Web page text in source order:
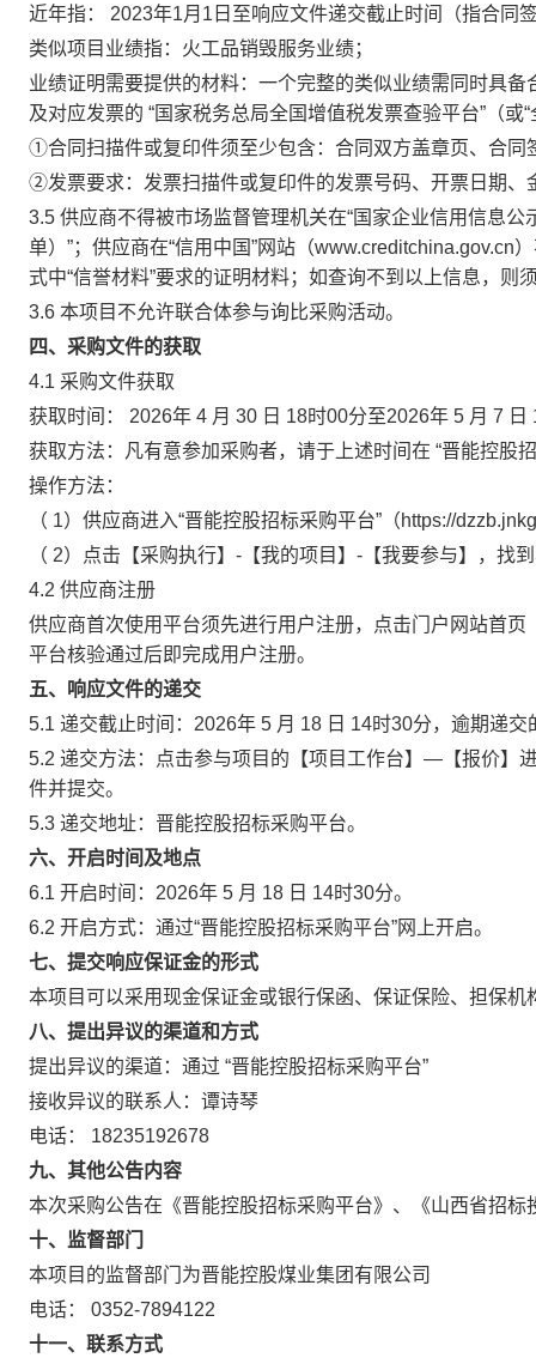
近年指： 2023年1月1日至响应文件递交截止时间（指合同
类似项目业绩指：火工品销毁服务业绩；
业绩证明需要提供的材料：一个完整的类似业绩需同时具
及对应发票的 “国家税务总局全国增值税发票查验平台”（或
①合同扫描件或复印件须至少包含：合同双方盖章页、合
②发票要求：发票扫描件或复印件的发票号码、开票日期、
3.5 供应商不得被市场监督管理机关在“国家企业信用信息
单）”；供应商在“信用中国”网站（
式中“信誉材料”要求的证明材料；如查询不到以上信息，
3.6 本项目不允许联合体参与询比采购活动。
四、采购文件的获取
4.1 采购文件获取
获取时间： 2026年 4 月 30 日 18时00分至2026年 5 月 7 日
获取方法：凡有意参加采购者，请于上述时间在 “晋能控股
操作方法：
（ 1）供应商进入“晋能控股招标采购平台”（https://
（ 2）点击【采购执行】-【我的项目】-【我要参与】，找
4.2 供应商注册
供应商首次使用平台须先进行用户注册，点击门户网站首
平台核验通过后即完成用户注册。
五、响应文件的递交
5.1 递交截止时间：2026年 5 月 18 日 14时30分，逾期递交
5.2 递交方法：点击参与项目的【项目工作台】—【报价】
件并提交。
5.3 递交地址：晋能控股招标采购平台。
六、开启时间及地点
6.1 开启时间：2026年 5 月 18 日 14时30分。
6.2 开启方式：通过“晋能控股招标采购平台”网上开启。
七、提交响应保证金的形式
本项目可以采用现金保证金或银行保函、保证保险、担保
八、提出异议的渠道和方式
提出异议的渠道：通过 “晋能控股招标采购平台”
接收异议的联系人：谭诗琴
电话： 18235192678
九、其他公告内容
本次采购公告在《晋能控股招标采购平台》、《山西省招标
十、监督部门
本项目的监督部门为晋能控股煤业集团有限公司
电话： 0352-7894122
十一、联系方式